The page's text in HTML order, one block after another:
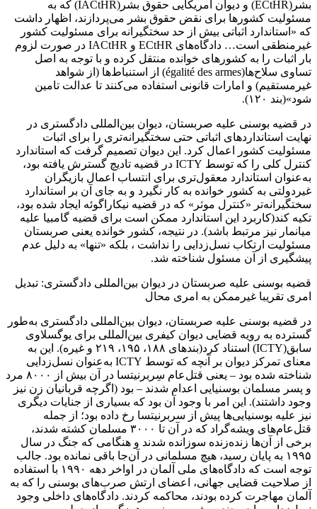
بشر(ECtHR) و دیوان آمریکایی حقوق بشر(IACtHR) که به
مسئولیت کشورها برای نقض حقوق بشر می‌پردازند، اظهار داشت
که «استاندارد اثباتی بیش از حد سختگیرانه برای مسئولیت کشور
غیرمنطقی است… دادگاه‌های ECtHR و IACtHR در صورت لزوم
بار اثبات را به کشورهای خوانده منتقل کرده و با توجه به اصل
تساوی سلاح‌ها(égalité des armes) از استنباط‌ها (از شواهد
غیرمستقیم) و امارات قانونی استفاده می‌کنند تا عدالت تامین
شود»(بند ۱۲۰).
در قضیه بوسنی علیه صربستان، دیوان بین‌المللی دادگستری در
نهایت استانداردهای اثباتی حتی سختگیرانه‌تری را برای اثبات
مسئولیت کشور اعمال کرد. این دیوان تصمیم گرفت که استاندارد
کنترل کلی را که توسط ICTY در قضیه تادیچ گسترش یافته بود،
به‌عنوان استاندارد معقول‌تری برای انتساب اعمال بازیگران
غیردولتی به کشور خوانده به ‌کار نگیرد و به جای آن بر استاندارد
سختگیرانه‌تر «کنترل موثر» که در قضیه نیکاراگوئه ایجاد شده بود،
تکیه کند(کاربرد این استاندارد ممکن است برای قضیه گامبیا علیه
میانمار نیز مرتبط باشد). در نتیجه، کشور خوانده یعنی صربستان
مسئولیت ارتکاب نسل‌زدایی را نداشت ، بلکه «تنها» به دلیل عدم
پیشگیری از آن مسئول شناخته شد.
قضیه بوسنی علیه صربستان در دیوان بین‌المللی دادگستری: تبدیل
امری تقریبا غیرممکن به امری محال
در قضیه بوسنی علیه صربستان، دیوان بین‌المللی دادگستری به‌طور
گسترده به رویه قضایی دیوان کیفری بین‌المللی برای یوگسلاوی
سابق(ICTY) استناد کرد(بندهای ۱۸۸، ۱۹۵، ۲۱۹ و غیره). این به
معنای تمرکز دیوان بر آنچه که توسط ICTY به‌عنوان نسل‌زدایی
شناخته شده بود – یعنی قتل‌عام سِربرنیتسا در آن بیش از ۸۰۰۰ مرد
و پسر مسلمان بوسنیایی اعدام شدند – بود (اگرچه قربانیان زن نیز
وجود داشتند). این امر با وجود آن بود که بسیاری از جنایات دیگری
نیز علیه بوسنیایی‌ها پیش از سربرنیتسا رخ داده بود؛ از جمله
قتل‌عام‌های ویشه‌گراد که در آن تا ۳۰۰۰ مسلمان کشته شدند،
برخی از آن‌ها زنده‌زنده سوزانده شدند و هنگامی که جنگ در سال
۱۹۹۵ به پایان رسید، هیچ مسلمانی در آن‌جا باقی نمانده بود. جالب
توجه است که دادگاه‌های ملی آلمان در اواخر دهه ۱۹۹۰ با استفاده
از صلاحیت قضایی جهانی، اعضای ارتش صرب‌های بوسنی را که به
آلمان مهاجرت کرده بودند، محاکمه کردند. دادگاه‌های داخلی وجود